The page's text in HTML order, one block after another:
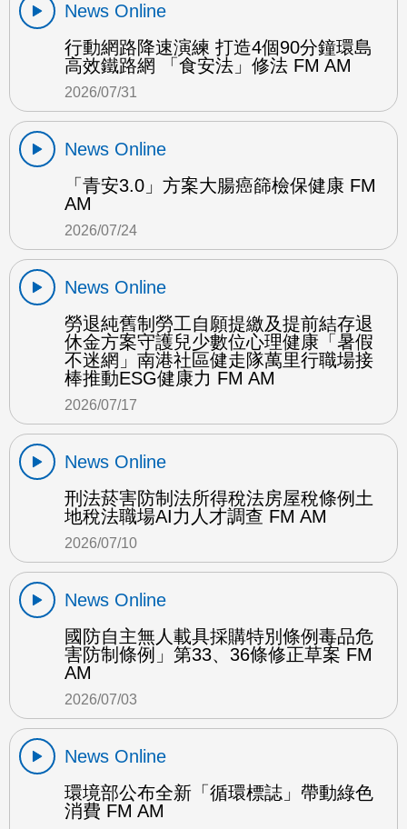
News Online
行動網路降速演練 打造4個90分鐘環島
高效鐵路網 「食安法」修法 FM AM
2026/07/31
News Online
「青安3.0」方案大腸癌篩檢保健康 FM
AM
2026/07/24
News Online
勞退純舊制勞工自願提繳及提前結存退
休金方案守護兒少數位心理健康「暑假
不迷網」南港社區健走隊萬里行職場接
棒推動ESG健康力 FM AM
2026/07/17
News Online
刑法菸害防制法所得稅法房屋稅條例土
地稅法職場AI力人才調查 FM AM
2026/07/10
News Online
國防自主無人載具採購特別條例毒品危
害防制條例」第33、36條修正草案 FM
AM
2026/07/03
News Online
環境部公布全新「循環標誌」帶動綠色
消費 FM AM